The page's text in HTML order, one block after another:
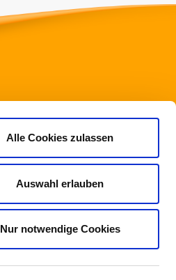
Alle Cookies zulassen
Auswahl erlauben
Nur notwendige Cookies